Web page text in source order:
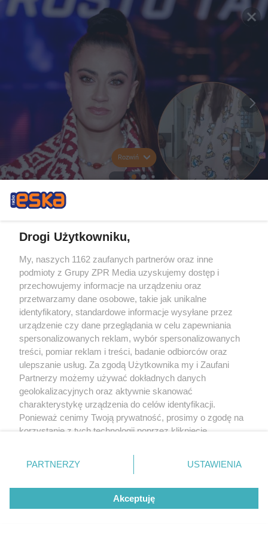
Rozwiń
Drogi Użytkowniku,
My, naszych 1162 zaufanych partnerów oraz inne
podmioty z Grupy ZPR Media uzyskujemy dostęp i
przechowujemy informacje na urządzeniu oraz
przetwarzamy dane osobowe, takie jak unikalne
identyfikatory, standardowe informacje wysyłane przez
urządzenie czy dane przeglądania w celu zapewniania
spersonalizowanych reklam, wybór spersonalizowanych
treści, pomiar reklam i treści, badanie odbiorców oraz
ulepszanie usług. Za zgodą Użytkownika my i Zaufani
Partnerzy możemy używać dokładnych danych
geolokalizacyjnych oraz aktywnie skanować
charakterystykę urządzenia do celów identyfikacji.
Ponieważ cenimy Twoją prywatność, prosimy o zgodę na
korzystanie z tych technologii poprzez kliknięcie
zmienić/wycofać klikając przycisk ustawień prywatności
znajdujący się w lewym dolnym rogu strony
rodzaje przetwarzania danych nie wymagają zgody
użytkownika, ale masz prawo sprzeciwić się takiemu
przetwarzaniu. Preferencje będą miały zastosowanie tylko
PARTNERZY USTAWIENIA
Akceptuję